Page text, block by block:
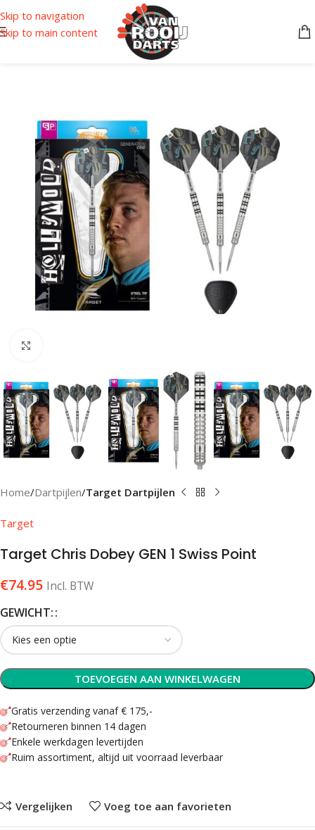
Skip to navigation
Skip to main content
Home Dartpijlen Target Dartpijlen
Target
Target Chris Dobey GEN 1 Swiss Point
€74.95 Incl. BTW
GEWICHT:
TOEVOEGEN AAN WINKELWAGEN
Gratis verzending vanaf € 175,-
Retourneren binnen 14 dagen
Enkele werkdagen levertijden
Ruim assortiment, altijd uit voorraad leverbaar
Vergelijken Voeg toe aan favorieten